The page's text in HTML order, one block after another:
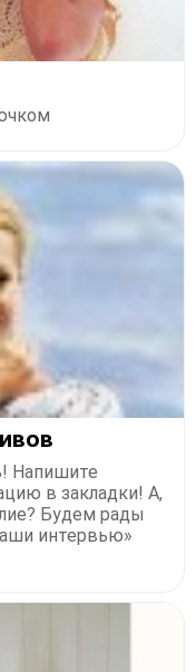
Напишите
в закладки! А,
Будем рады
интервью»